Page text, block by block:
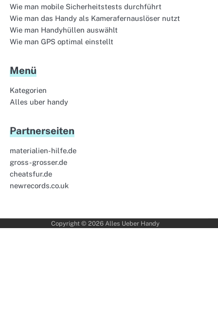
Wie man mobile Sicherheitstests durchführt
Wie man das Handy als Kamerafernauslöser nutzt
Wie man Handyhüllen auswählt
Wie man GPS optimal einstellt
Menü
Kategorien
Alles uber handy
Partnerseiten
materialien-hilfe.de
gross-grosser.de
cheatsfur.de
newrecords.co.uk
Copyright © 2026 Alles Ueber Handy